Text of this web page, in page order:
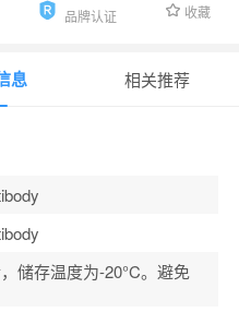
品牌认证 收藏
息 相关推荐
储存温度为-20°C。避免